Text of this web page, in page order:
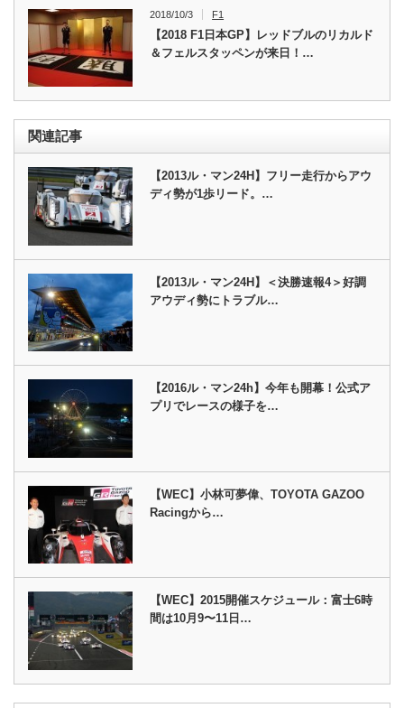
2018/10/3 F1
【2018 F1日本GP】レッドブルのリカルド
＆フェルスタッペンが来日！…
関連記事
【2013ル・マン24H】フリー走行からアウ
ディ勢が1歩リード。…
【2013ル・マン24H】＜決勝速報4＞好調
アウディ勢にトラブル…
【2016ル・マン24h】今年も開幕！公式ア
プリでレースの様子を…
【WEC】小林可夢偉、TOYOTA GAZOO
Racingから…
【WEC】2015開催スケジュール：富士6時
間は10月9〜11日…